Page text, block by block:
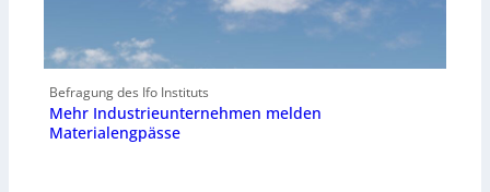
Befragung des Ifo Instituts
Mehr Industrieunternehmen melden
Materialengpässe